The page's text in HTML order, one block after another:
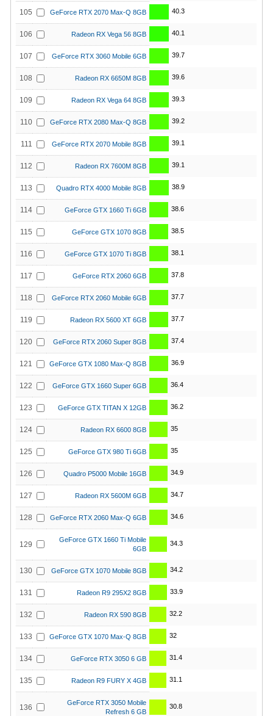
105 GeForce RTX 2070 Max-Q 8GB 40.3
106 Radeon RX Vega 56 8GB 40.1
107 GeForce RTX 3060 Mobile 6GB 39.7
108 Radeon RX 6650M 8GB 39.6
109 Radeon RX Vega 64 8GB 39.3
110 GeForce RTX 2080 Max-Q 8GB 39.2
111 GeForce RTX 2070 Mobile 8GB 39.1
112 Radeon RX 7600M 8GB 39.1
113 Quadro RTX 4000 Mobile 8GB 38.9
114 GeForce GTX 1660 Ti 6GB 38.6
115 GeForce GTX 1070 8GB 38.5
116 GeForce GTX 1070 Ti 8GB 38.1
117 GeForce RTX 2060 6GB 37.8
118 GeForce RTX 2060 Mobile 6GB 37.7
119 Radeon RX 5600 XT 6GB 37.7
120 GeForce RTX 2060 Super 8GB 37.4
121 GeForce GTX 1080 Max-Q 8GB 36.9
122 GeForce GTX 1660 Super 6GB 36.4
123 GeForce GTX TITAN X 12GB 36.2
124 Radeon RX 6600 8GB 35
125 GeForce GTX 980 Ti 6GB 35
126 Quadro P5000 Mobile 16GB 34.9
127 Radeon RX 5600M 6GB 34.7
128 GeForce RTX 2060 Max-Q 6GB 34.6
129
GeForce GTX 1660 Ti Mobile
6GB
34.3
130 GeForce GTX 1070 Mobile 8GB 34.2
131 Radeon R9 295X2 8GB 33.9
132 Radeon RX 590 8GB 32.2
133 GeForce GTX 1070 Max-Q 8GB 32
134 GeForce RTX 3050 6 GB 31.4
135 Radeon R9 FURY X 4GB 31.1
136
GeForce RTX 3050 Mobile
Refresh 6 GB
30.8